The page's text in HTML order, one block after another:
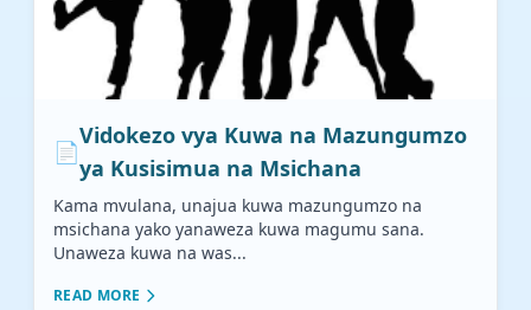
📄
Vidokezo vya Kuwa na Mazungumzo
ya Kusisimua na Msichana
Kama mvulana, unajua kuwa mazungumzo na
msichana yako yanaweza kuwa magumu sana.
Unaweza kuwa na was...
READ MORE